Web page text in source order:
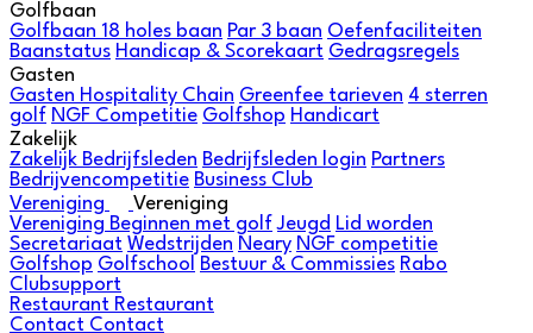
Golfbaan
Golfbaan 18 holes baan Par 3 baan Oefenfaciliteiten
Baanstatus Handicap & Scorekaart Gedragsregels
Gasten
Gasten Hospitality Chain Greenfee tarieven 4 sterren
golf NGF Competitie Golfshop Handicart
Zakelijk
Zakelijk Bedrijfsleden Bedrijfsleden login Partners
Bedrijvencompetitie Business Club
Vereniging
Vereniging
Vereniging Beginnen met golf Jeugd Lid worden
Secretariaat Wedstrijden Neary NGF competitie
Golfshop Golfschool Bestuur & Commissies Rabo
Clubsupport
Restaurant Restaurant
Contact Contact